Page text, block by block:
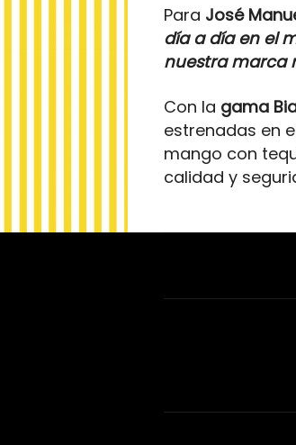
Para José
día a día en el
nuestra marca
Con la gama
estrenadas en
mango con
calidad y